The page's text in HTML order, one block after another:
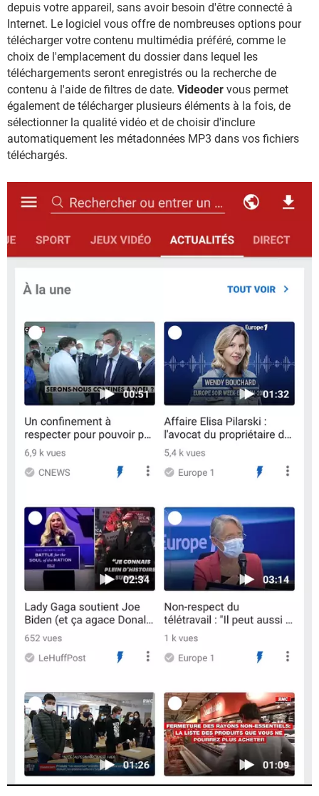
depuis votre appareil, sans avoir besoin d'être connecté à
Internet. Le logiciel vous offre de nombreuses options pour
télécharger votre contenu multimédia préféré, comme le
choix de l'emplacement du dossier dans lequel les
téléchargements seront enregistrés ou la recherche de
contenu à l'aide de filtres de date. Videoder vous permet
également de télécharger plusieurs éléments à la fois, de
sélectionner la qualité vidéo et de choisir d'inclure
automatiquement les métadonnées MP3 dans vos fichiers
téléchargés.